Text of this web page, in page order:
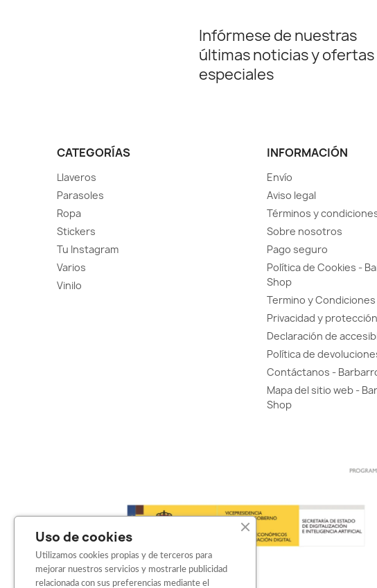
Infórmese de nuestras
últimas noticias y ofertas
especiales
CATEGORÍAS
Llaveros
Parasoles
Ropa
Stickers
Tu Instagram
Varios
Vinilo
INFORMACIÓN
Envío
Aviso legal
Términos y
Sobre nosotros
Pago seguro
Política de Cookies -
Shop
Termino y Condiciones
Privacidad y
Declaración de
Política de
Contáctanos -
Mapa del sitio web -
Shop
Uso de cookies
Utilizamos cookies propias y de terceros para
mejorar nuestros servicios y mostrarle publicidad
relacionada con sus preferencias mediante el